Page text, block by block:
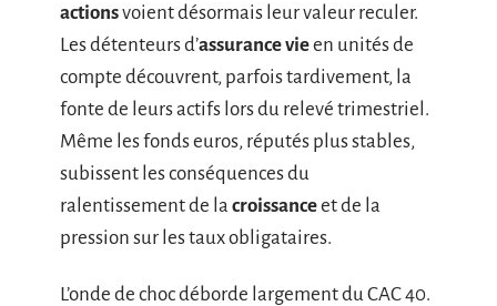
actionsvoient désormais leur valeur reculer.
Les détenteurs d’assurance vieen unités de
compte découvrent, parfois tardivement, la
fonte de leurs actifs lors du relevé trimestriel.
Même les fonds euros, réputés plus stables,
subissent les conséquences du
ralentissement de la croissanceet de la
pression sur les taux obligataires.
L’onde de choc déborde largement du CAC 40.